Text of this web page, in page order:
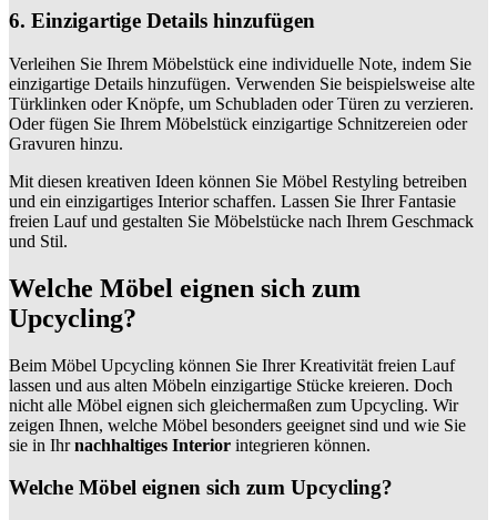
6. Einzigartige Details hinzufügen
Verleihen Sie Ihrem Möbelstück eine individuelle Note, indem Sie
einzigartige Details hinzufügen. Verwenden Sie beispielsweise alte
Türklinken oder Knöpfe, um Schubladen oder Türen zu verzieren.
Oder fügen Sie Ihrem Möbelstück einzigartige Schnitzereien oder
Gravuren hinzu.
Mit diesen kreativen Ideen können Sie Möbel Restyling betreiben
und ein einzigartiges Interior schaffen. Lassen Sie Ihrer Fantasie
freien Lauf und gestalten Sie Möbelstücke nach Ihrem Geschmack
und Stil.
Welche Möbel eignen sich zum
Upcycling?
Beim Möbel Upcycling können Sie Ihrer Kreativität freien Lauf
lassen und aus alten Möbeln einzigartige Stücke kreieren. Doch
nicht alle Möbel eignen sich gleichermaßen zum Upcycling. Wir
zeigen Ihnen, welche Möbel besonders geeignet sind und wie Sie
sie in Ihrnachhaltiges Interior integrieren können.
Welche Möbel eignen sich zum Upcycling?